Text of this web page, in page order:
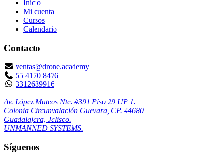
Inicio
Mi cuenta
Cursos
Calendario
Contacto
ventas@drone.academy
55 4170 8476
3312689916
Av. López Mateos Nte. #391 Piso 29 UP 1.
Colonia Circunvalación Guevara, CP. 44680
Guadalajara, Jalisco.
UNMANNED SYSTEMS.
Síguenos